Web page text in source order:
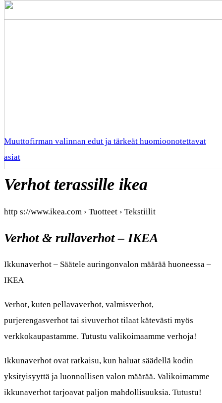
Muuttofirman valinnan edut ja tärkeät huomioonotettavat
asiat
Verhot terassille ikea
http s://www.ikea.com › Tuotteet › Tekstiilit
Verhot & rullaverhot – IKEA
Ikkunaverhot – Säätele auringonvalon määrää huoneessa –
IKEA
Verhot, kuten pellavaverhot, valmisverhot,
purjerengasverhot tai sivuverhot tilaat kätevästi myös
verkkokaupastamme. Tutustu valikoimaamme verhoja!
Ikkunaverhot ovat ratkaisu, kun haluat säädellä kodin
yksityisyyttä ja luonnollisen valon määrää. Valikoimamme
ikkunaverhot tarjoavat paljon mahdollisuuksia. Tutustu!